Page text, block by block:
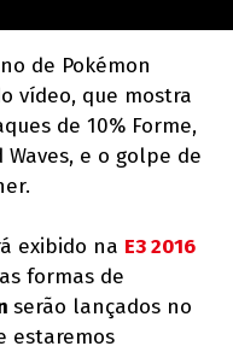
de Pokémon
vídeo, que mostra
de 10% Forme,
e o golpe de
exibido na E3 2016
formas de
serão lançados no
estaremos